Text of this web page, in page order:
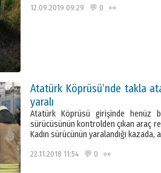
12.09.2019 09:29 💬 0 👀
Atatürk Köprüsü’nde takla
yaralı
Atatürk Köprüsü girişinde henüz
sürücüsünün kontrolden çıkan araç
Kadın sürücünün yaralandığı kazada,
22.11.2018 11:54 💬 0 👀